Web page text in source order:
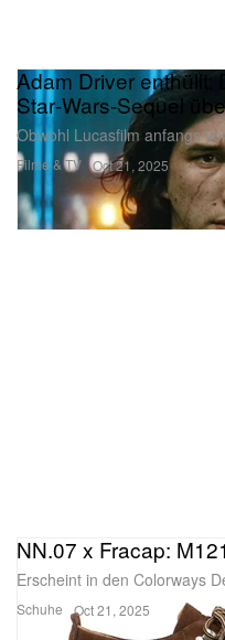
Filme & TV
Adam Driver enthüllt:
Star‑Wars‑Sequel
Obwohl Lucasfilm anfangs
Oct 21, 2025
Schuhe
NN.07 x Fracap:
Erscheint in den Colorways
Oct 21, 2025